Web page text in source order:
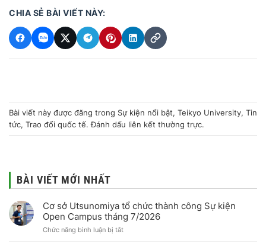
CHIA SẺ BÀI VIẾT NÀY:
Bài viết này được đăng trong Sự kiện nổi bật, Teikyo University, Tin
tức, Trao đổi quốc tế. Đánh dấu liên kết thường trực.
BÀI VIẾT MỚI NHẤT
Cơ sở Utsunomiya tổ chức thành công Sự kiện
Open Campus tháng 7/2026
Chức năng bình luận bị tắtở